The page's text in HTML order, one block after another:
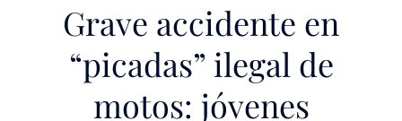
Grave accidente en
“picadas” ilegal de
motos: jóvenes